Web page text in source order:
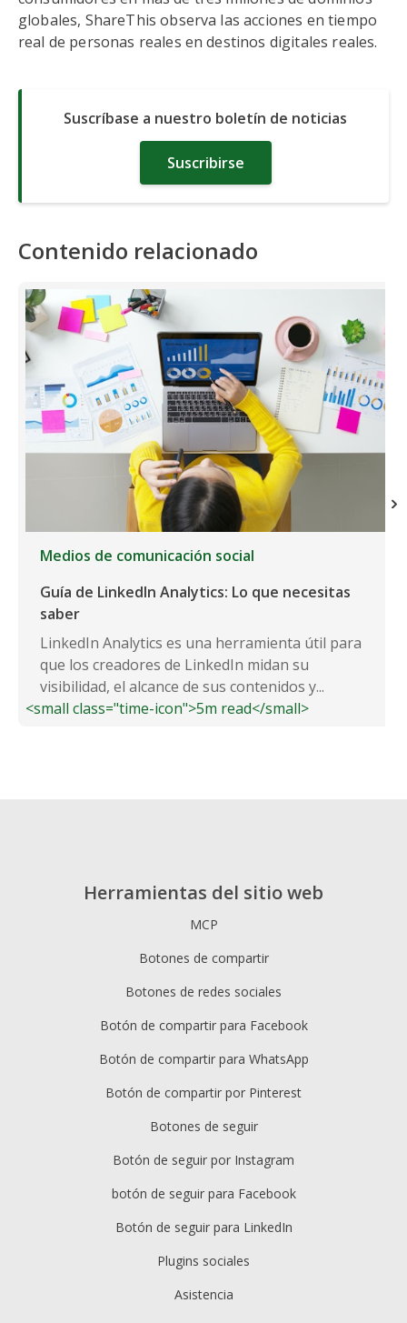
globales, ShareThis observa las acciones en tiempo
real de personas reales en destinos digitales reales.
Suscríbase a nuestro boletín de noticias
Suscribirse
Contenido relacionado
Medios de comunicación social
Guía de LinkedIn Analytics: Lo que necesitas
saber
LinkedIn Analytics es una herramienta útil para
que los creadores de LinkedIn midan su
visibilidad, el alcance de sus contenidos y...
<small class="time-icon">5m read</small>
Herramientas del sitio web
MCP
Botones de compartir
Botones de redes sociales
Botón de compartir para Facebook
Botón de compartir para WhatsApp
Botón de compartir por Pinterest
Botones de seguir
Botón de seguir por Instagram
botón de seguir para Facebook
Botón de seguir para LinkedIn
Plugins sociales
Asistencia